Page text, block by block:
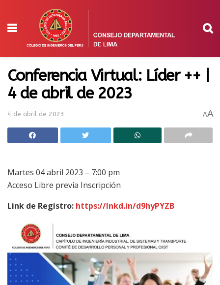
Conferencia Virtual: Líder ++ |
4 de abril de 2023
4 de abril de 2023 AA
Martes 04 abril 2023 – 7:00 pm
Acceso Libre previa Inscripción
Link de Registro: https://lnkd.in/d9hyPYZB